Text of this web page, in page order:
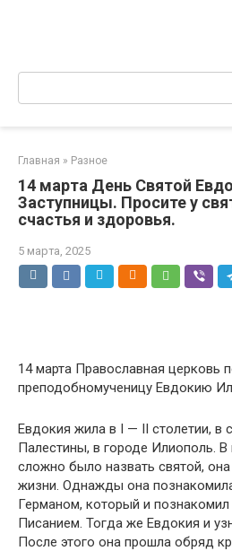
Главная » Разное
14 марта День Святой
Заступницы. Просите у
счастья и здоровья.
5 марта, 2025
14 марта Православная церковь
преподобномученицу Евдокию
Евдокия жила в I — II столетии, в
Палестины, в городе Илиополь.
сложно было назвать святой,
жизни. Однажды она
Германом, который и
Писанием. Тогда же Евдокия и
После этого она прошла обряд